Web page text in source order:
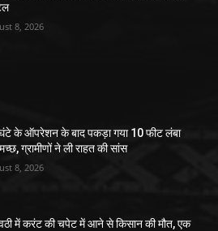
8, 2026
के ऑपरेशन के बाद पकड़ा गया 10 फीट लंबा
ग्रामीणों ने ली राहत की सांस
8, 2026
में करंट की चपेट में आने से किसान की मौत, एक